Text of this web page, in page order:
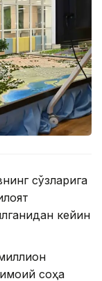
сўзларига
кейин
соҳа